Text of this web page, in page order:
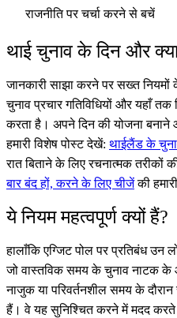
राजनीति पर चर्चा करने से बचें
थाई चुनाव के दिन और
जानकारी साझा करने पर सख्त नियमों
चुनाव प्रचार गतिविधियों और यहाँ
करता है। अपने दिन की योजना
हमारी विशेष पोस्ट देखें: थाईलैंड के
रात बिताने के लिए रचनात्मक तरीकों
बार बंद हों, करने के लिए चीजेंकी
ये नियम महत्वपूर्ण क्यों हैं?
हालाँकि एग्जिट पोल पर प्रतिबंध उन
जो वास्तविक समय के चुनाव नाटक
नाजुक या परिवर्तनशील समय के दौरान
हैं। वे यह सुनिश्चित करने में मदद करते